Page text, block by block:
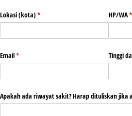
Lokasi (kota) *
(required) HP/​WA*
Email*
(required) Tinggi
Apakah ada riwayat sakit? Harap dituliskan jika